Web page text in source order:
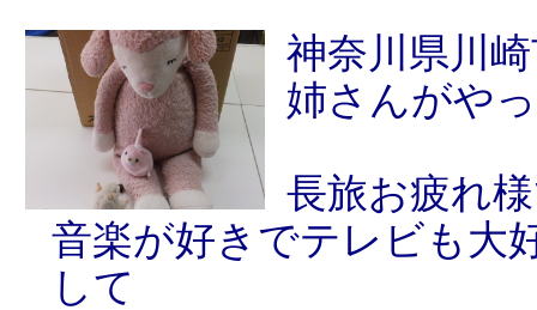
神奈川県川
姉さんがや
長旅お疲れ
音楽が好きでテレビも大
して